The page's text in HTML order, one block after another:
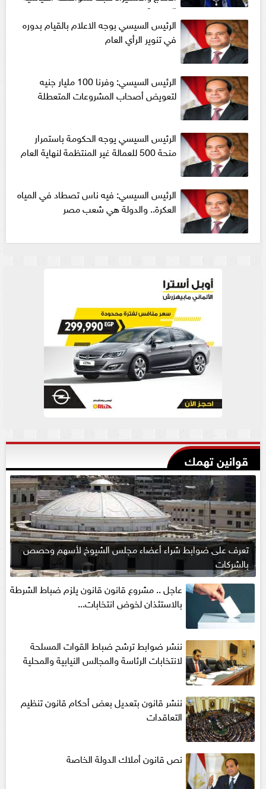
المصرية
الرئيس السيسي بوجه الاعلام بالقيام بدوره
في تنوير الرأي العام
الرئيس السيسي: وفرنا 100 مليار جنيه
لتعويض أصحاب المشروعات المتعطلة
الرئيس السيسي يوجه الحكومة باستمرار
منحة 500 للعمالة غير المنتظمة لنهاية العام
الرئيس السيسي: فيه ناس تصطاد في المياه
العكرة.. والدولة هي شعب مصر
قوانين تهمك
تعرف على ضوابط شراء أعضاء مجلس الشيوخ لأسهم وحصص
بالشركات
عاجل .. مشروع قانون قانون يلزم ضباط الشرطة
بالاستئذان لخوض انتخابات...
ننشر ضوابط ترشح ضباط القوات المسلحة
لانتخابات الرئاسة والمجالس النيابية والمحلية‎
ننشر قانون بتعديل بعض أحكام قانون تنظيم
التعاقدات
نص قانون أملاك الدولة الخاصة